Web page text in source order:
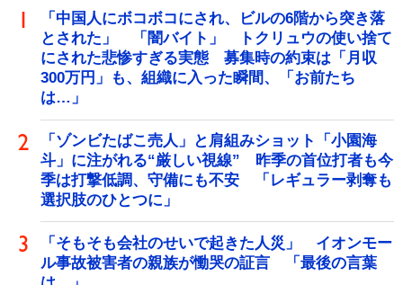
「中国人にボコボコにされ、ビルの6階から突き落
とされた」 「闇バイト」 トクリュウの使い捨て
にされた悲惨すぎる実態 募集時の約束は「月収
300万円」も、組織に入った瞬間、「お前たち
は…」
「ゾンビたばこ売人」と肩組みショット「小園海
斗」に注がれる“厳しい視線” 昨季の首位打者も今
季は打撃低調、守備にも不安 「レギュラー剥奪も
選択肢のひとつに」
「そもそも会社のせいで起きた人災」 イオンモー
ル事故被害者の親族が慟哭の証言 「最後の言葉